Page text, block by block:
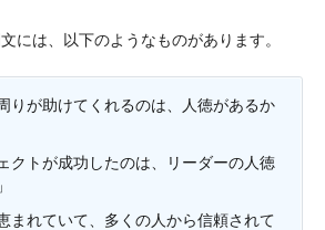
には、以下のようなものがあります。
りが助けてくれるのは、人徳があるか
クトが成功したのは、リーダーの人徳
まれていて、多くの人から信頼されて